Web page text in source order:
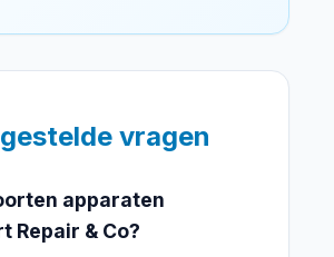
vragen
apparaten
Repair & Co?